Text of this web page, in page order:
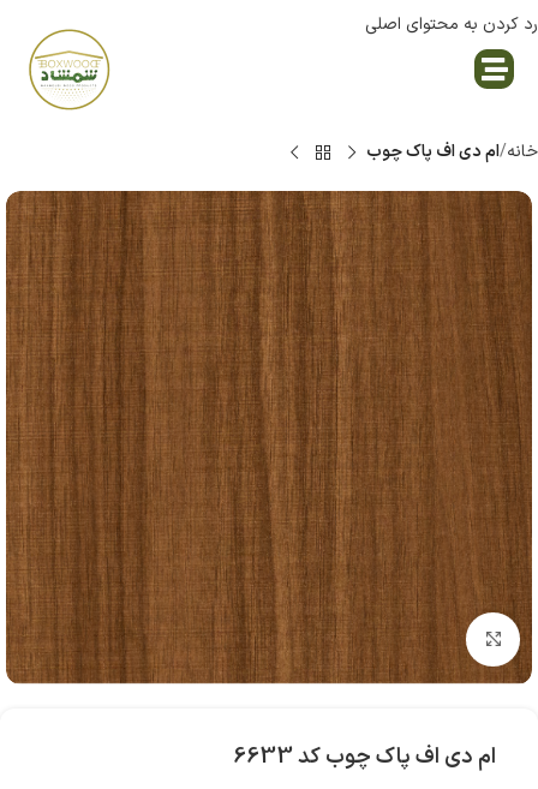
رد کردن به محتوای اصلی
خانه ام دی اف پاک چوب
بزرگنمایی تصویر
ام دی اف پاک چوب کد 6633